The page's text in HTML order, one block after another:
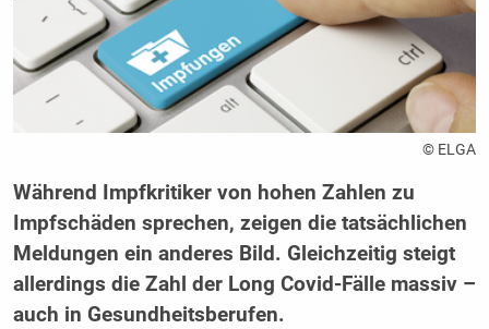
© ELGA
Während Impfkritiker von hohen Zahlen zu
Impfschäden sprechen, zeigen die tatsächlichen
Meldungen ein anderes Bild. Gleichzeitig steigt
allerdings die Zahl der Long Covid-Fälle massiv –
auch in Gesundheitsberufen.